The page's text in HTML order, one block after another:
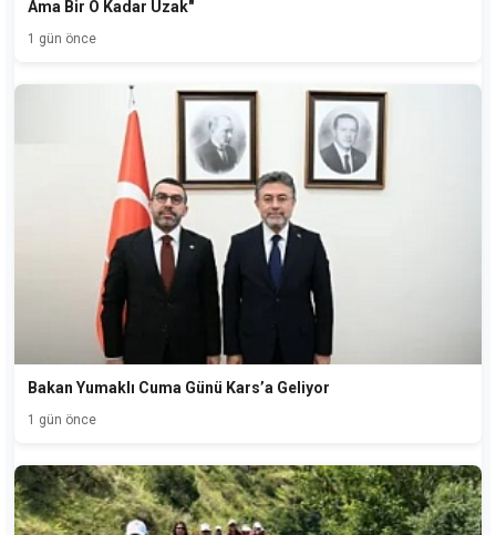
Ama Bir O Kadar Uzak"
1 gün önce
Bakan Yumaklı Cuma Günü Kars’a Geliyor
1 gün önce